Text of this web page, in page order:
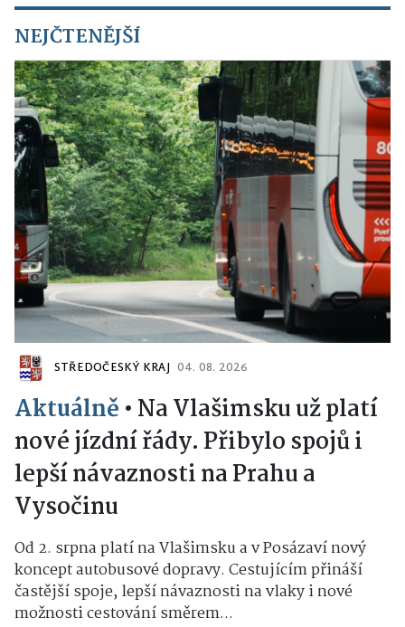
NEJČTENĚJŠÍ
STŘEDOČESKÝ KRAJ 04. 08. 2026
Aktuálně • Na Vlašimsku už platí
nové jízdní řády. Přibylo spojů i
lepší návaznosti na Prahu a
Vysočinu
Od 2. srpna platí na Vlašimsku a v Posázaví nový
koncept autobusové dopravy. Cestujícím přináší
častější spoje, lepší návaznosti na vlaky i nové
možnosti cestování směrem...